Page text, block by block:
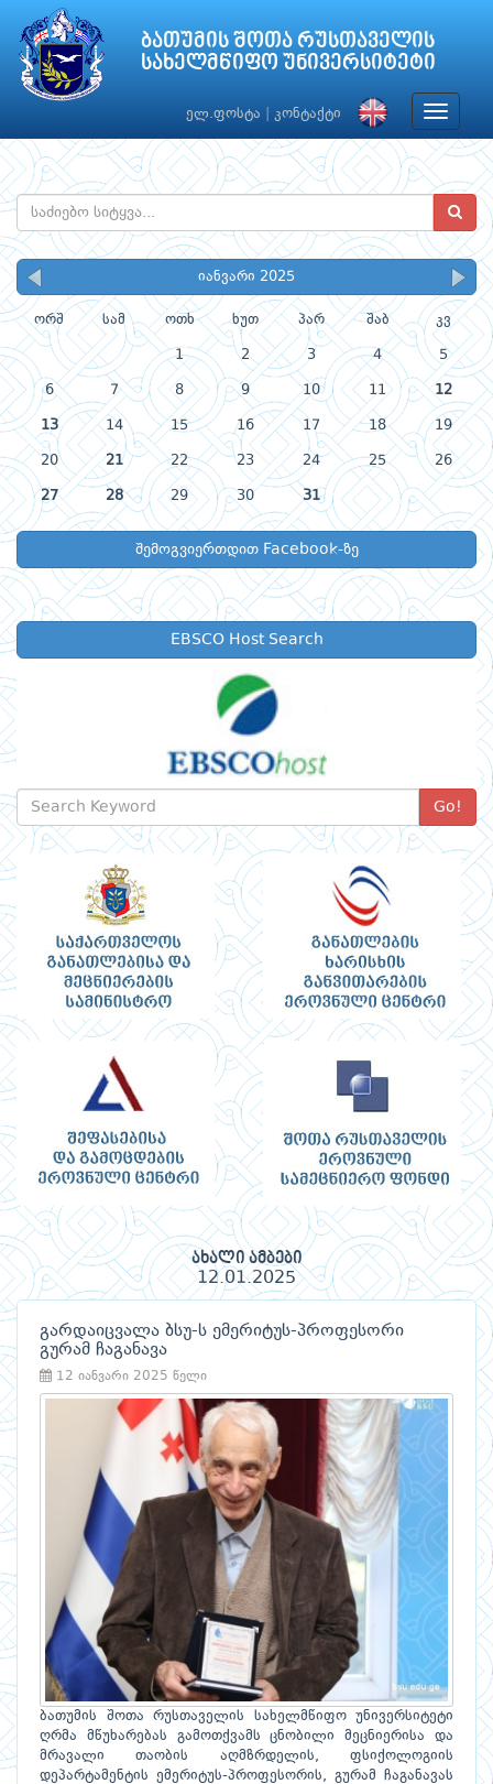
ბათუმის შოთა რუსთაველის
სახელმწიფო უნივერსიტეტი
ელ.ფოსტა კონტაქტი
Toggle
იანვარი 2025
ორშ სამ ოთხ ხუთ პარ შაბ კვ
1 2 3 4 5
6 7 8 9 10 11 12
13 14 15 16 17 18 19
20 21 22 23 24 25 26
27 28 29 30 31
შემოგვიერთდით Facebook-ზე
EBSCO Host Search
Go!
ახალი ამბები
12.01.2025
გარდაიცვალა ბსუ-ს ემერიტუს-პროფესორი
გურამ ჩაგანავა
12 იანვარი 2025 წელი
ბათუმის შოთა რუსთაველის სახელმწიფო უნივერსიტეტი
ღრმა მწუხარებას გამოთქვამს ცნობილი მეცნიერისა და
მრავალი თაობის აღმზრდელის, ფსიქოლოგიის
დეპარტამენტის ემერიტუს-პროფესორის, გურამ ჩაგანავას